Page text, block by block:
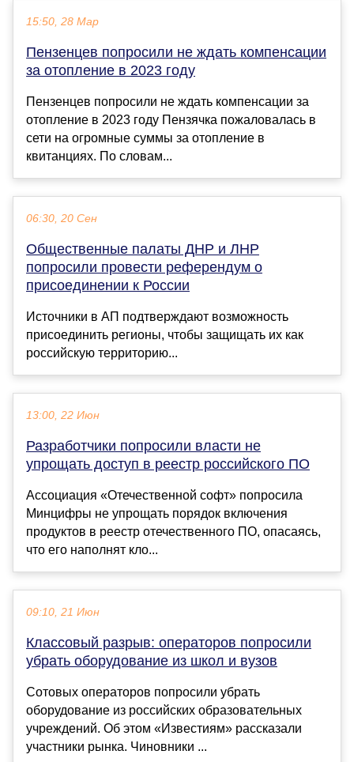
15:50, 28 Мар
Пензенцев попросили не ждать компенсации
за отопление в 2023 году
Пензенцев попросили не ждать компенсации за
отопление в 2023 году Пензячка пожаловалась в
сети на огромные суммы за отопление в
квитанциях. По словам...
06:30, 20 Сен
Общественные палаты ДНР и ЛНР
попросили провести референдум о
присоединении к России
Источники в АП подтверждают возможность
присоединить регионы, чтобы защищать их как
российскую территорию...
13:00, 22 Июн
Разработчики попросили власти не
упрощать доступ в реестр российского ПО
Ассоциация «Отечественной софт» попросила
Минцифры не упрощать порядок включения
продуктов в реестр отечественного ПО, опасаясь,
что его наполнят кло...
09:10, 21 Июн
Классовый разрыв: операторов попросили
убрать оборудование из школ и вузов
Сотовых операторов попросили убрать
оборудование из российских образовательных
учреждений. Об этом «Известиям» рассказали
участники рынка. Чиновники ...